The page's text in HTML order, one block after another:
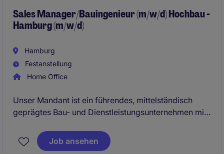
Zusammenarbeit, Innovationskraft und ein hoher
Qualitätsanspruch im Mittelpunkt.
Sales Manager/Bauingenieur (m/w/d) Hochbau -
Hamburg (m/w/d)
Hamburg
Festanstellung
Home Office
Unser Mandant ist ein führendes, mittelständisch
geprägtes Bau- und Dienstleistungsunternehmen mit
nachhaltige Hochbaulösungen. Mit langjähriger
Erfahrung realisiert das Unternehmen anspruchsvolle
Job ansehen